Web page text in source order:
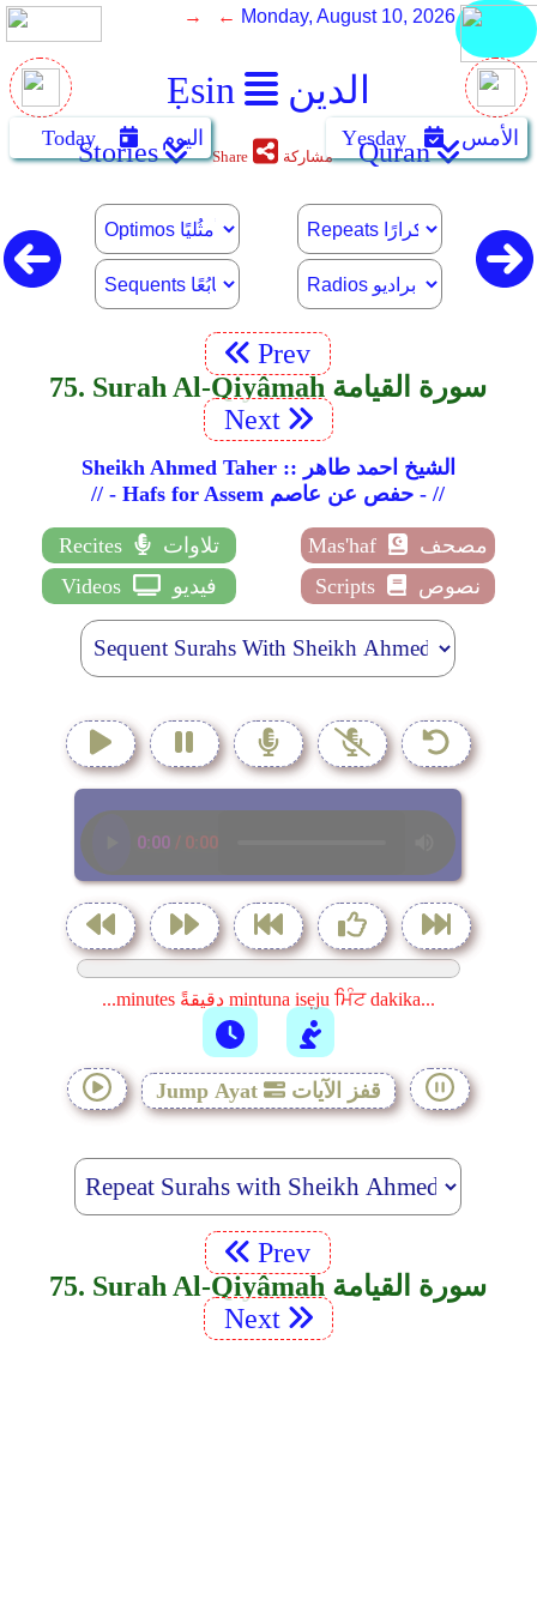
Ẹsin الدين
→ ← Monday, August 10, 2026
Today اليوم Yẹsday الأمس Stories Share مشاركة Quran
Prev
75. Surah Al-Qiyâmah سورة القيامة
Next
Sheikh Ahmed Taher :: الشيخ احمد طاهر
// - Hafs for Assem حفص عن عاصم - //
Recites تلاوات Mas'haf
مصحف
Videos
فيديو Scripts نصوص
...minutes دقيقةً mintuna isẹju ਮਿੰਟ dakika...
Jump Ayat قفز الآيات
Prev
75. Surah Al-Qiyâmah سورة القيامة
Next